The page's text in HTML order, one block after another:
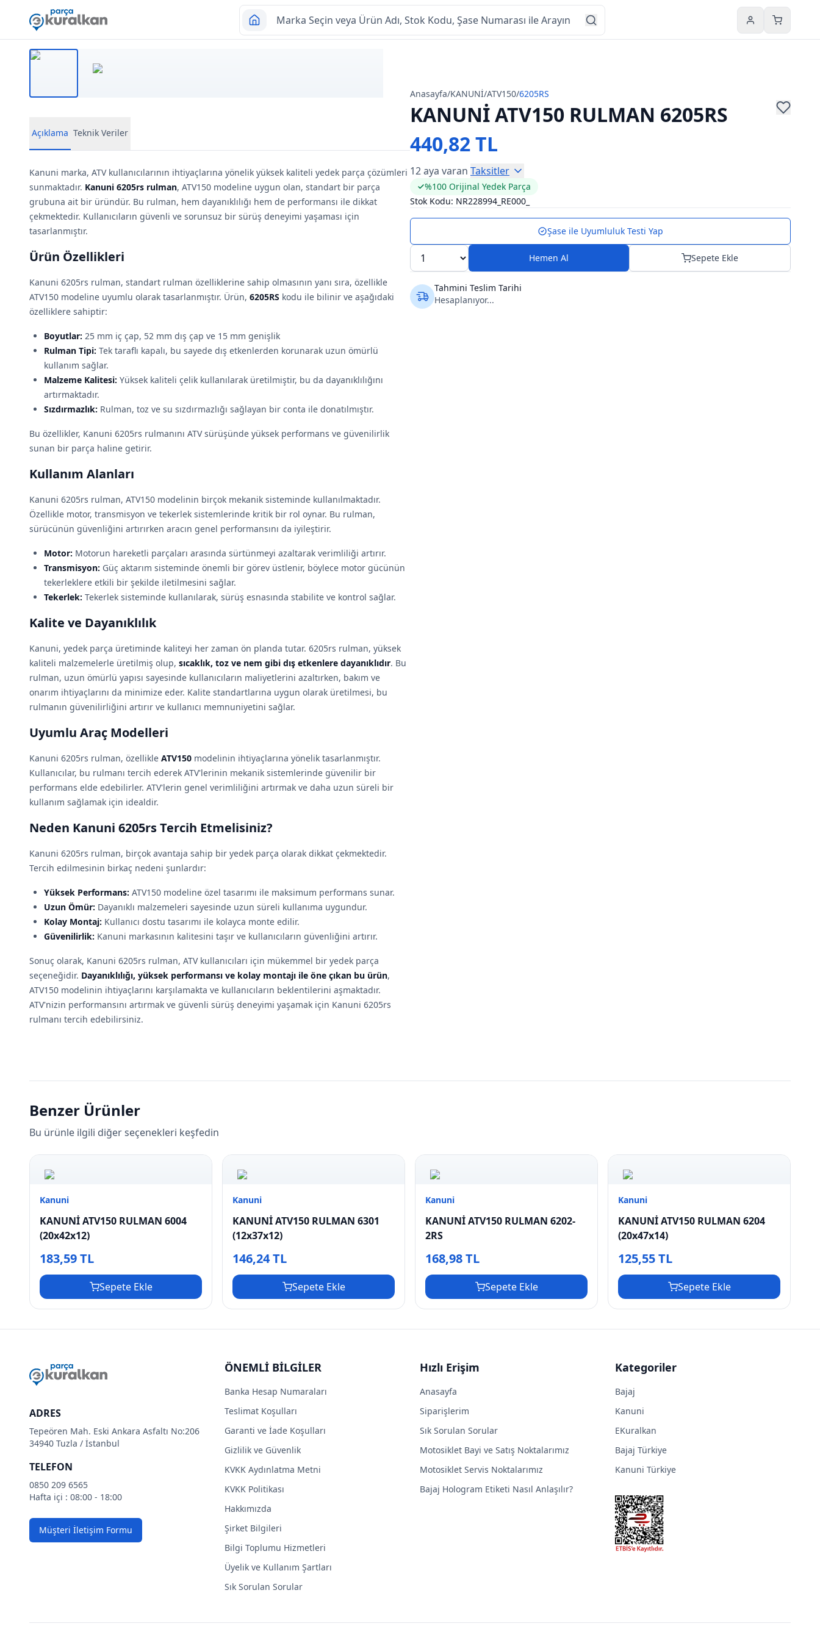
HesabımSepetim
Anasayfa/KANUNİ/ATV150/6205RS
KANUNİ ATV150 RULMAN 6205RS
440,82 TL
12 aya varan Taksitler
%100 Orijinal Yedek Parça
Stok Kodu: NR228994_RE000_
Şase ile Uyumluluk Testi Yap
Hemen Al Sepete Ekle
Tahmini Teslim Tarihi
Hesaplanıyor...
Açıklama Teknik Veriler
Kanuni marka, ATV kullanıcılarının ihtiyaçlarına yönelik yüksek kaliteli yedek parça çözümleri
sunmaktadır. Kanuni 6205rs rulman, ATV150 modeline uygun olan, standart bir parça
grubuna ait bir üründür. Bu rulman, hem dayanıklılığı hem de performansı ile dikkat
çekmektedir. Kullanıcıların güvenli ve sorunsuz bir sürüş deneyimi yaşaması için
tasarlanmıştır.
Ürün Özellikleri
Kanuni 6205rs rulman, standart rulman özelliklerine sahip olmasının yanı sıra, özellikle
ATV150 modeline uyumlu olarak tasarlanmıştır. Ürün, 6205RS kodu ile bilinir ve aşağıdaki
özelliklere sahiptir:
Boyutlar: 25 mm iç çap, 52 mm dış çap ve 15 mm genişlik
Rulman Tipi: Tek taraflı kapalı, bu sayede dış etkenlerden korunarak uzun ömürlü
kullanım sağlar.
Malzeme Kalitesi: Yüksek kaliteli çelik kullanılarak üretilmiştir, bu da dayanıklılığını
artırmaktadır.
Sızdırmazlık: Rulman, toz ve su sızdırmazlığı sağlayan bir conta ile donatılmıştır.
Bu özellikler, Kanuni 6205rs rulmanını ATV sürüşünde yüksek performans ve güvenilirlik
sunan bir parça haline getirir.
Kullanım Alanları
Kanuni 6205rs rulman, ATV150 modelinin birçok mekanik sisteminde kullanılmaktadır.
Özellikle motor, transmisyon ve tekerlek sistemlerinde kritik bir rol oynar. Bu rulman,
sürücünün güvenliğini artırırken aracın genel performansını da iyileştirir.
Motor: Motorun hareketli parçaları arasında sürtünmeyi azaltarak verimliliği artırır.
Transmisyon: Güç aktarım sisteminde önemli bir görev üstlenir, böylece motor gücünün
tekerleklere etkili bir şekilde iletilmesini sağlar.
Tekerlek: Tekerlek sisteminde kullanılarak, sürüş esnasında stabilite ve kontrol sağlar.
Kalite ve Dayanıklılık
Kanuni, yedek parça üretiminde kaliteyi her zaman ön planda tutar. 6205rs rulman, yüksek
kaliteli malzemelerle üretilmiş olup, sıcaklık, toz ve nem gibi dış etkenlere dayanıklıdır. Bu
rulman, uzun ömürlü yapısı sayesinde kullanıcıların maliyetlerini azaltırken, bakım ve
onarım ihtiyaçlarını da minimize eder. Kalite standartlarına uygun olarak üretilmesi, bu
rulmanın güvenilirliğini artırır ve kullanıcı memnuniyetini sağlar.
Uyumlu Araç Modelleri
Kanuni 6205rs rulman, özellikle ATV150 modelinin ihtiyaçlarına yönelik tasarlanmıştır.
Kullanıcılar, bu rulmanı tercih ederek ATV'lerinin mekanik sistemlerinde güvenilir bir
performans elde edebilirler. ATV'lerin genel verimliliğini artırmak ve daha uzun süreli bir
kullanım sağlamak için idealdir.
Neden Kanuni 6205rs Tercih Etmelisiniz?
Kanuni 6205rs rulman, birçok avantaja sahip bir yedek parça olarak dikkat çekmektedir.
Tercih edilmesinin birkaç nedeni şunlardır:
Yüksek Performans: ATV150 modeline özel tasarımı ile maksimum performans sunar.
Uzun Ömür: Dayanıklı malzemeleri sayesinde uzun süreli kullanıma uygundur.
Kolay Montaj: Kullanıcı dostu tasarımı ile kolayca monte edilir.
Güvenilirlik: Kanuni markasının kalitesini taşır ve kullanıcıların güvenliğini artırır.
Sonuç olarak, Kanuni 6205rs rulman, ATV kullanıcıları için mükemmel bir yedek parça
seçeneğidir. Dayanıklılığı, yüksek performansı ve kolay montajı ile öne çıkan bu ürün,
ATV150 modelinin ihtiyaçlarını karşılamakta ve kullanıcıların beklentilerini aşmaktadır.
ATV'nizin performansını artırmak ve güvenli sürüş deneyimi yaşamak için Kanuni 6205rs
rulmanı tercih edebilirsiniz.
Benzer Ürünler
Bu ürünle ilgili diğer seçenekleri keşfedin
Kanuni
KANUNİ ATV150 RULMAN 6004
(20x42x12)
183,59 TL
Sepete Ekle
Kanuni
KANUNİ ATV150 RULMAN 6301
(12x37x12)
146,24 TL
Sepete Ekle
Kanuni
KANUNİ ATV150 RULMAN 6202-
2RS
168,98 TL
Sepete Ekle
Kanuni
KANUNİ ATV150 RULMAN 6204
(20x47x14)
125,55 TL
Sepete Ekle
ADRES
Tepeören Mah. Eski Ankara Asfaltı No:206
34940 Tuzla / İstanbul
TELEFON
0850 209 6565
Hafta içi : 08:00 - 18:00
Müşteri İletişim Formu
ÖNEMLİ BİLGİLER
Banka Hesap Numaraları
Teslimat Koşulları
Garanti ve İade Koşulları
Gizlilik ve Güvenlik
KVKK Aydınlatma Metni
KVKK Politikası
Hakkımızda
Şirket Bilgileri
Bilgi Toplumu Hizmetleri
Üyelik ve Kullanım Şartları
Sık Sorulan Sorular
Hızlı Erişim
Anasayfa
Siparişlerim
Sık Sorulan Sorular
Motosiklet Bayi ve Satış Noktalarımız
Motosiklet Servis Noktalarımız
Bajaj Hologram Etiketi Nasıl Anlaşılır?
Kategoriler
Bajaj
Kanuni
EKuralkan
Bajaj Türkiye
Kanuni Türkiye